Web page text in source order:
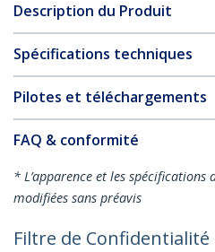
Description du Produit
Spécifications techniques
Pilotes et téléchargements
FAQ & conformité
* L’apparence et les
modifiées sans préavis
Filtre de